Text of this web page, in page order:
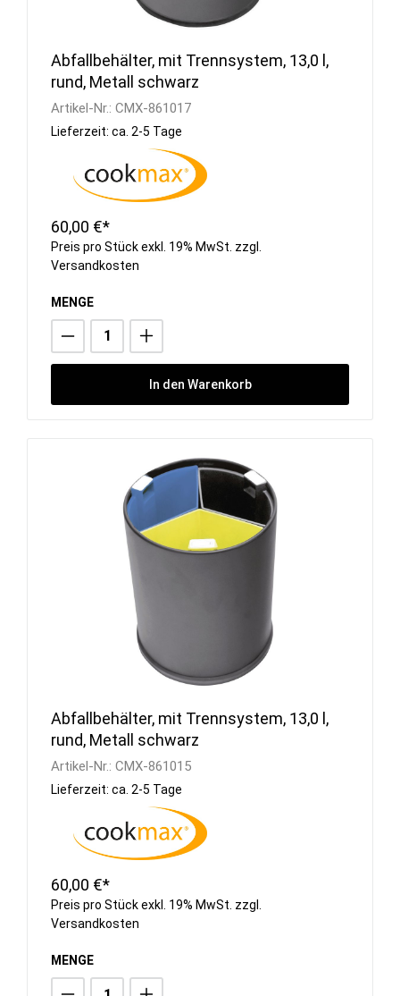
Abfallbehälter, mit Trennsystem, 13,0 l,
rund, Metall schwarz
Artikel-Nr.: CMX-861017
Lieferzeit: ca. 2-5 Tage
60,00 €*
Preis pro Stück exkl. 19% MwSt. zzgl.
Versandkosten
MENGE
In den Warenkorb
Abfallbehälter, mit Trennsystem, 13,0 l,
rund, Metall schwarz
Artikel-Nr.: CMX-861015
Lieferzeit: ca. 2-5 Tage
60,00 €*
Preis pro Stück exkl. 19% MwSt. zzgl.
Versandkosten
MENGE